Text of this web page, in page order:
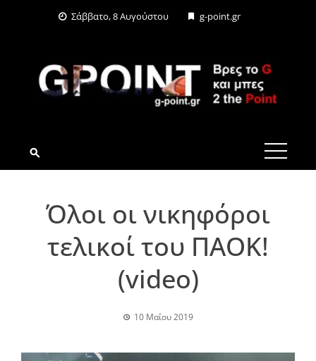
Σάββατο, 8 Αυγούστου g-point.gr
G-POINT.GR
Όλοι οι νικηφόροι
τελικοί του ΠΑΟΚ!
(video)
10 Μαΐου 2019